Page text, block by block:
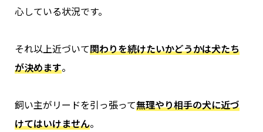
心している状況です。
それ以上近づいて関わりを続けたいかどうかは犬たち
が決めます。
飼い主がリードを引っ張って無理やり相手の犬に近づ
けてはいけません。